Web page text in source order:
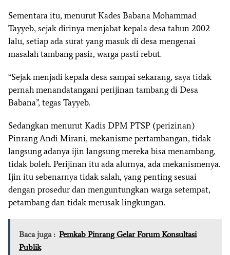
Sementara itu, menurut Kades Babana Mohammad
Tayyeb, sejak dirinya menjabat kepala desa tahun 2002
lalu, setiap ada surat yang masuk di desa mengenai
masalah tambang pasir, warga pasti rebut.
“Sejak menjadi kepala desa sampai sekarang, saya tidak
pernah menandatangani perijinan tambang di Desa
Babana”, tegas Tayyeb.
Sedangkan menurut Kadis DPM PTSP (perizinan)
Pinrang Andi Mirani, mekanisme pertambangan, tidak
langsung adanya ijin langsung mereka bisa menambang,
tidak boleh. Perijinan itu ada alurnya, ada mekanismenya.
Ijin itu sebenarnya tidak salah, yang penting sesuai
dengan prosedur dan menguntungkan warga setempat,
petambang dan tidak merusak lingkungan.
Baca juga : Pemkab Pinrang Gelar Forum Konsultasi
Publik